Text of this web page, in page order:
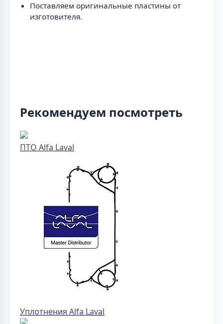
Поставляем оригинальные пластины от
изготовителя.
Рекомендуем посмотреть
ПТО Alfa Laval
Уплотнения Alfa Laval